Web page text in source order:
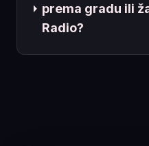
prema gradu ili
Radio?